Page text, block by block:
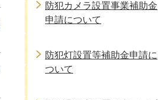
防犯カメラ設置事業補助金
申請について
防犯灯設置等補助金申請に
ついて